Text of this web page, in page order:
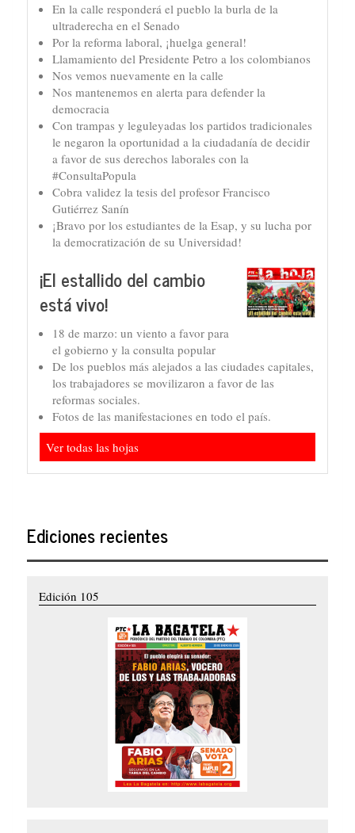
En la calle responderá el pueblo la burla de la
ultraderecha en el Senado
Por la reforma laboral, ¡huelga general!
Llamamiento del Presidente Petro a los colombianos
Nos vemos nuevamente en la calle
Nos mantenemos en alerta para defender la
democracia
Con trampas y leguleyadas los partidos tradicionales
le negaron la oportunidad a la ciudadanía de decidir
a favor de sus derechos laborales con la
#ConsultaPopula
Cobra validez la tesis del profesor Francisco
Gutiérrez Sanín
¡Bravo por los estudiantes de la Esap, y su lucha por
la democratización de su Universidad!
¡El estallido del cambio
está vivo!
18 de marzo: un viento a favor para
el gobierno y la consulta popular
De los pueblos más alejados a las ciudades capitales,
los trabajadores se movilizaron a favor de las
reformas sociales.
Fotos de las manifestaciones en todo el país.
Ver todas las hojas
Ediciones recientes
Edición 105